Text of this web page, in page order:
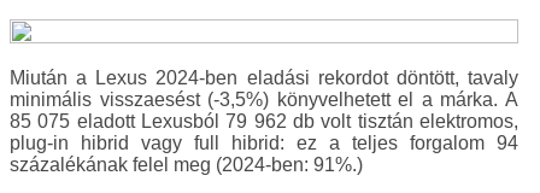
Miután a Lexus 2024-ben eladási rekordot döntött, tavaly
minimális visszaesést (-3,5%) könyvelhetett el a márka. A
85 075 eladott Lexusból 79 962 db volt tisztán elektromos,
plug-in hibrid vagy full hibrid: ez a teljes forgalom 94
százalékának felel meg (2024-ben: 91%.)